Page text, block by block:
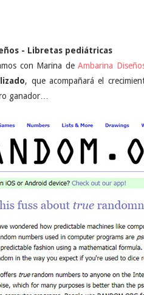
- Libretas pediátricas
con Marina deAmbarina
, que acompañará el
ganador…